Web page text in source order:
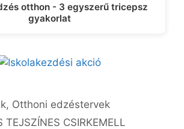
otthon - 3 egyszerű tricepsz
gyakorlat
, Otthoni edzéstervek
TEJSZÍNES CSIRKEMELL